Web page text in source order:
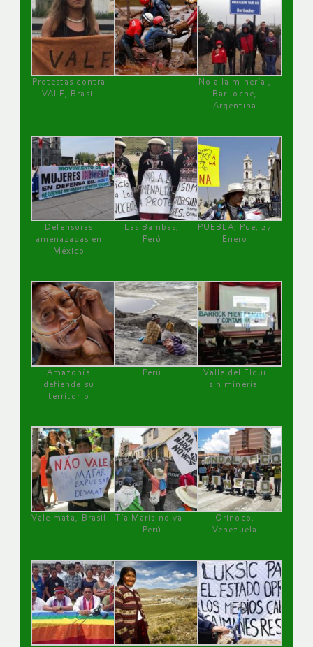
Protestas contra
VALE, Brasil
No a la minería ,
Bariloche,
Argentina
Defensoras
amenazadas en
México
Las Bambas,
Perú
PUEBLA, Pue, 27
Enero
Amazonía
defiende su
territorio
Perú
Valle del Elqui
sin minería.
Vale mata, Brasil
Tía María no va !
Perú
Orinoco,
Venezuela